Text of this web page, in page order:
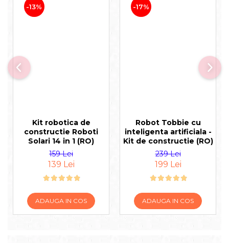
-13%
Kit robotica de
constructie Roboti
Solari 14 in 1 (RO)
159 Lei
139 Lei
ADAUGA IN COS
-17%
Robot Tobbie cu
inteligenta artificiala -
Kit de constructie (RO)
239 Lei
199 Lei
ADAUGA IN COS